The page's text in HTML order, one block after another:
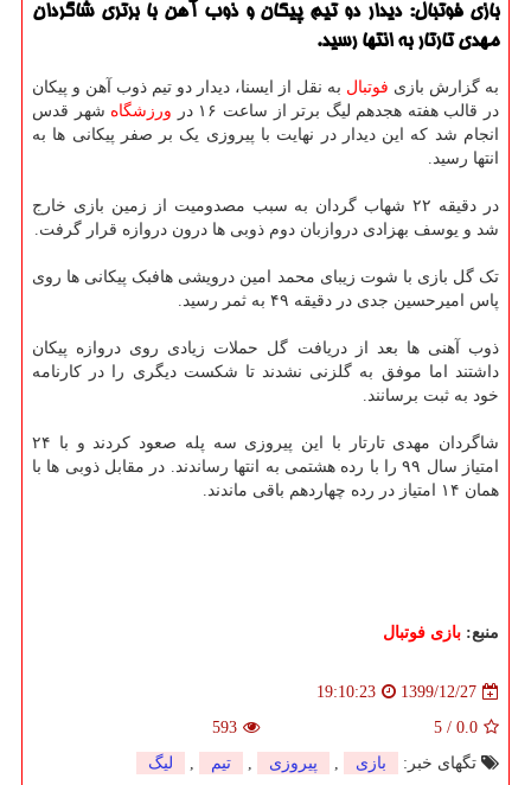
بازی فوتبال: دیدار دو تیم پیکان و ذوب آهن با برتری شاگردان
مهدی تارتار به انتها رسید.
به گزارش بازی فوتبال به نقل از ایسنا، دیدار دو تیم ذوب آهن و پیکان
در قالب هفته هجدهم لیگ برتر از ساعت ۱۶ در
ورزشگاه شهر قدس
انجام شد که این دیدار در نهایت با پیروزی یک بر صفر پیکانی ها به
انتها رسید.
در دقیقه ۲۲ شهاب گردان به سبب مصدومیت از زمین بازی خارج
شد و یوسف بهزادی دروازبان دوم ذوبی ها درون دروازه قرار گرفت.
تک گل بازی با شوت زیبای محمد امین درویشی هافبک پیکانی ها روی
پاس امیرحسین جدی در دقیقه ۴۹ به ثمر رسید.
ذوب آهنی ها بعد از دریافت گل حملات زیادی روی دروازه پیکان
داشتند اما موفق به گلزنی نشدند تا شکست دیگری را در کارنامه
خود به ثبت برسانند.
شاگردان مهدی تارتار با این پیروزی سه پله صعود کردند و با ۲۴
امتیاز سال ۹۹ را با رده هشتمی به انتها رساندند. در مقابل ذوبی ها با
همان ۱۴ امتیاز در رده چهاردهم باقی ماندند.
منبع: بازی فوتبال
1399/12/27
19:10:23
0.0
/
5
593
تگهای خبر:
بازی , پیروزی , تیم , لیگ